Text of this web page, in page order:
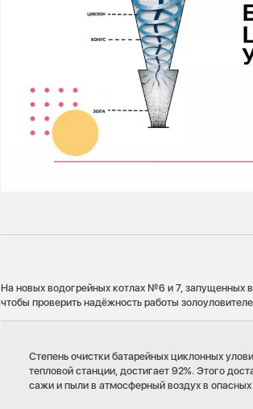
На новых водогрейных котлах №6 и 7, запущенных
чтобы проверить надёжность работы
Степень очистки батарейных циклонных
тепловой станции, достигает 92%. Этого
сажи и пыли в атмосферный воздух в